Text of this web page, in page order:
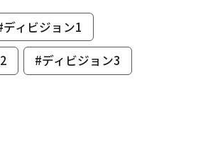
ディビジョン1
#ディビジョン3